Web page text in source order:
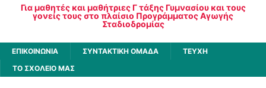
Για μαθητές και μαθήτριες Γ τάξης Γυμνασίου και τους
γονείς τους στο πλαίσιο Προγράμματος Αγωγής
Σταδιοδρομίας
ΕΠΙΚΟΙΝΩΝΙΑ ΣΥΝΤΑΚΤΙΚΗ ΟΜΑΔΑ
ΤΕΥΧΗ
ΤΟ ΣΧΟΛΕΙΟ ΜΑΣ